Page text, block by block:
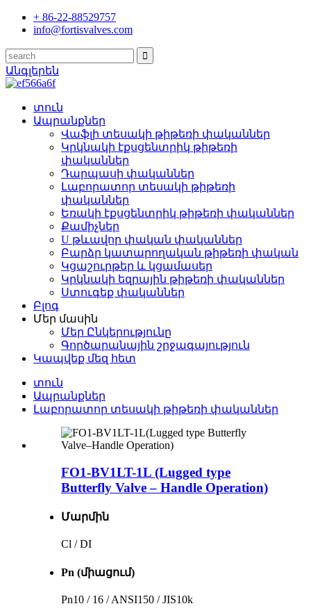
+ 86-22-88529757
info@fortisvalves.com
Անգլերեն
տուն
Ապրանքներ
Վաֆլի տեսակի թիթեռի փականներ
Կրկնակի էքսցենտրիկ թիթեռի
փականներ
Դարպասի փականներ
Լաբորատոր տեսակի թիթեռի
փականներ
Եռակի էքսցենտրիկ թիթեռի փականներ
Քամիչներ
U թևավոր փական փականներ
Բարձր կատարողական թիթեռի փական
Կցաշուրթեր և կցամասեր
Կրկնակի եզրային թիթեռի փականներ
Ստուգեք փականներ
Բլոգ
Մեր մասին
Մեր Ընկերությունը
Գործարանային շրջագայություն
Կապվեք մեզ հետ
տուն
Ապրանքներ
Լաբորատոր տեսակի թիթեռի փականներ
FO1-BV1LT-1L (Lugged type
Butterfly Valve – Handle Operation)
Մարմին
Cl / DI
Pn (միացում)
Pn10 / 16 / ANSI150 / JIS10k